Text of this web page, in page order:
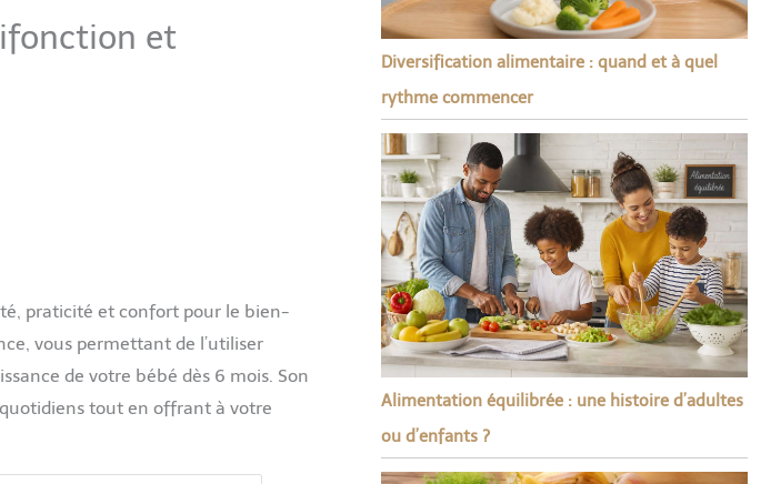
et
praticité et confort pour le bien-
vous permettant de l’utiliser
de votre bébé dès 6 mois. Son
tout en offrant à votre
Diversification alimentaire : quand et à quel
rythme commencer
Alimentation équilibrée : une histoire d’adultes
ou d’enfants ?